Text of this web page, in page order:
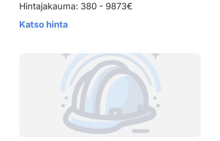
Hintajakauma: 380 - 9873€
Katso hinta